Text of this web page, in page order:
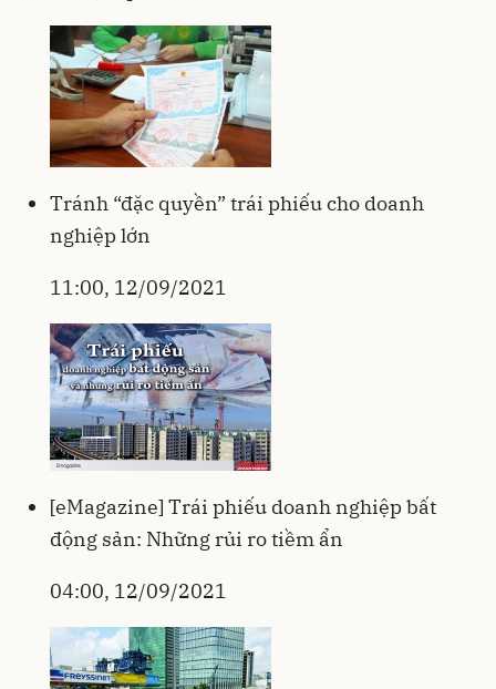
Tránh “đặc quyền” trái phiếu cho doanh
nghiệp lớn
11:00, 12/09/2021
[eMagazine] Trái phiếu doanh nghiệp bất
động sản: Những rủi ro tiềm ẩn
04:00, 12/09/2021